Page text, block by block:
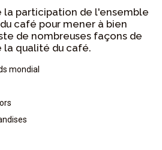
la participation de l'ensemble
café pour mener à bien
de nombreuses façons de
qualité du café.
mondial